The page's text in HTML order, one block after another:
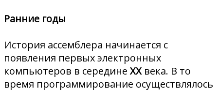
Ранние годы
История ассемблера начинается с
появления первых электронных
компьютеров в середине XXвека. В то
время программирование осуществлялось